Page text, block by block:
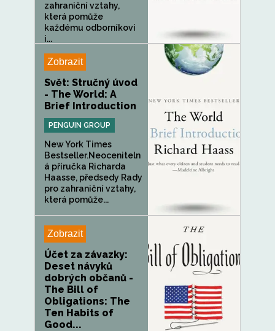
zahraniční vztahy,
která pomůže
každému odborníkovi
i...
Zobrazit
Svět: Stručný úvod
- The World: A
Brief Introduction
PENGUIN GROUP
New York Times
Bestseller.Neoceniteln
á příručka Richarda
Haasse, předsedy Rady
pro zahraniční vztahy,
která pomůže...
Zobrazit
Účet za závazky:
Deset návyků
dobrých občanů -
The Bill of
Obligations: The
Ten Habits of
Good...